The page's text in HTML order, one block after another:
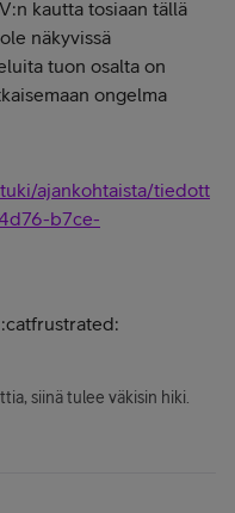
kautta tosiaan tällä
näkyvissä
tuon osalta on
ongelma
ajankohtaista/tiedott
b7ce-
siinä tulee väkisin hiki.